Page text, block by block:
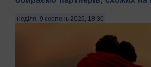
неділя, 9 серпень 2026, 18:30